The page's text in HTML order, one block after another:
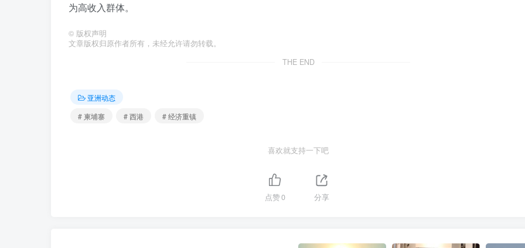
为高收入群体。
© 版权声明
文章版权归原作者所有，未经允许请勿转载。
THE END
亚洲动态
# 柬埔寨
# 西港 # 经济重镇
喜欢就支持一下吧
点赞0 分享